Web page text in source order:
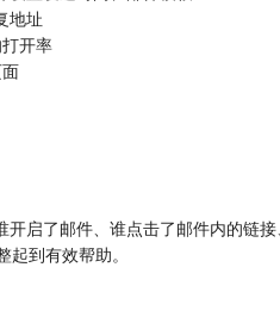
地址
开率
启了邮件、谁点击了邮件内的链
到有效帮助。